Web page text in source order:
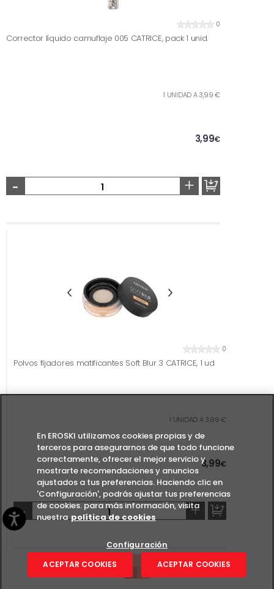
0
Corrector líquido camuflaje 005 CATRICE, pack 1 unid.
1 UNIDAD A 3,99 €
3,99€
- +
0
Polvos fijadores matificantes Soft Blur 3 CATRICE, 1 ud
1 UNIDAD A 3,99 €
3,99€
- +
En EROSKI utilizamos cookies propias y de
terceros para asegurarnos de que todo funcione
correctamente, ofrecer el mejor servicio y
mostrarte recomendaciones y anuncios
ajustados a tus preferencias. Haciendo clic en
'Configuración', podrás ajustar tus preferencias
de cookies. para más información, visita
nuestra política de cookies
Configuración
ACEPTAR COOKIES
ACEPTAR COOKIES